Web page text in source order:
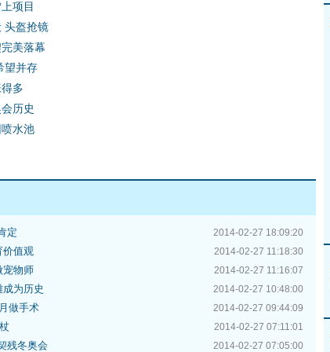
项目
头盔抢镜
美落幕
望并存
多
历史
水池
2014-02-27 18:09:20
定
2014-02-27 11:18:30
价值观
2014-02-27 11:16:07
宠物师
2014-02-27 10:48:00
为历史
2014-02-27 09:44:09
做手术
2014-02-27 07:11:01
2014-02-27 07:05:00
残冬奥会